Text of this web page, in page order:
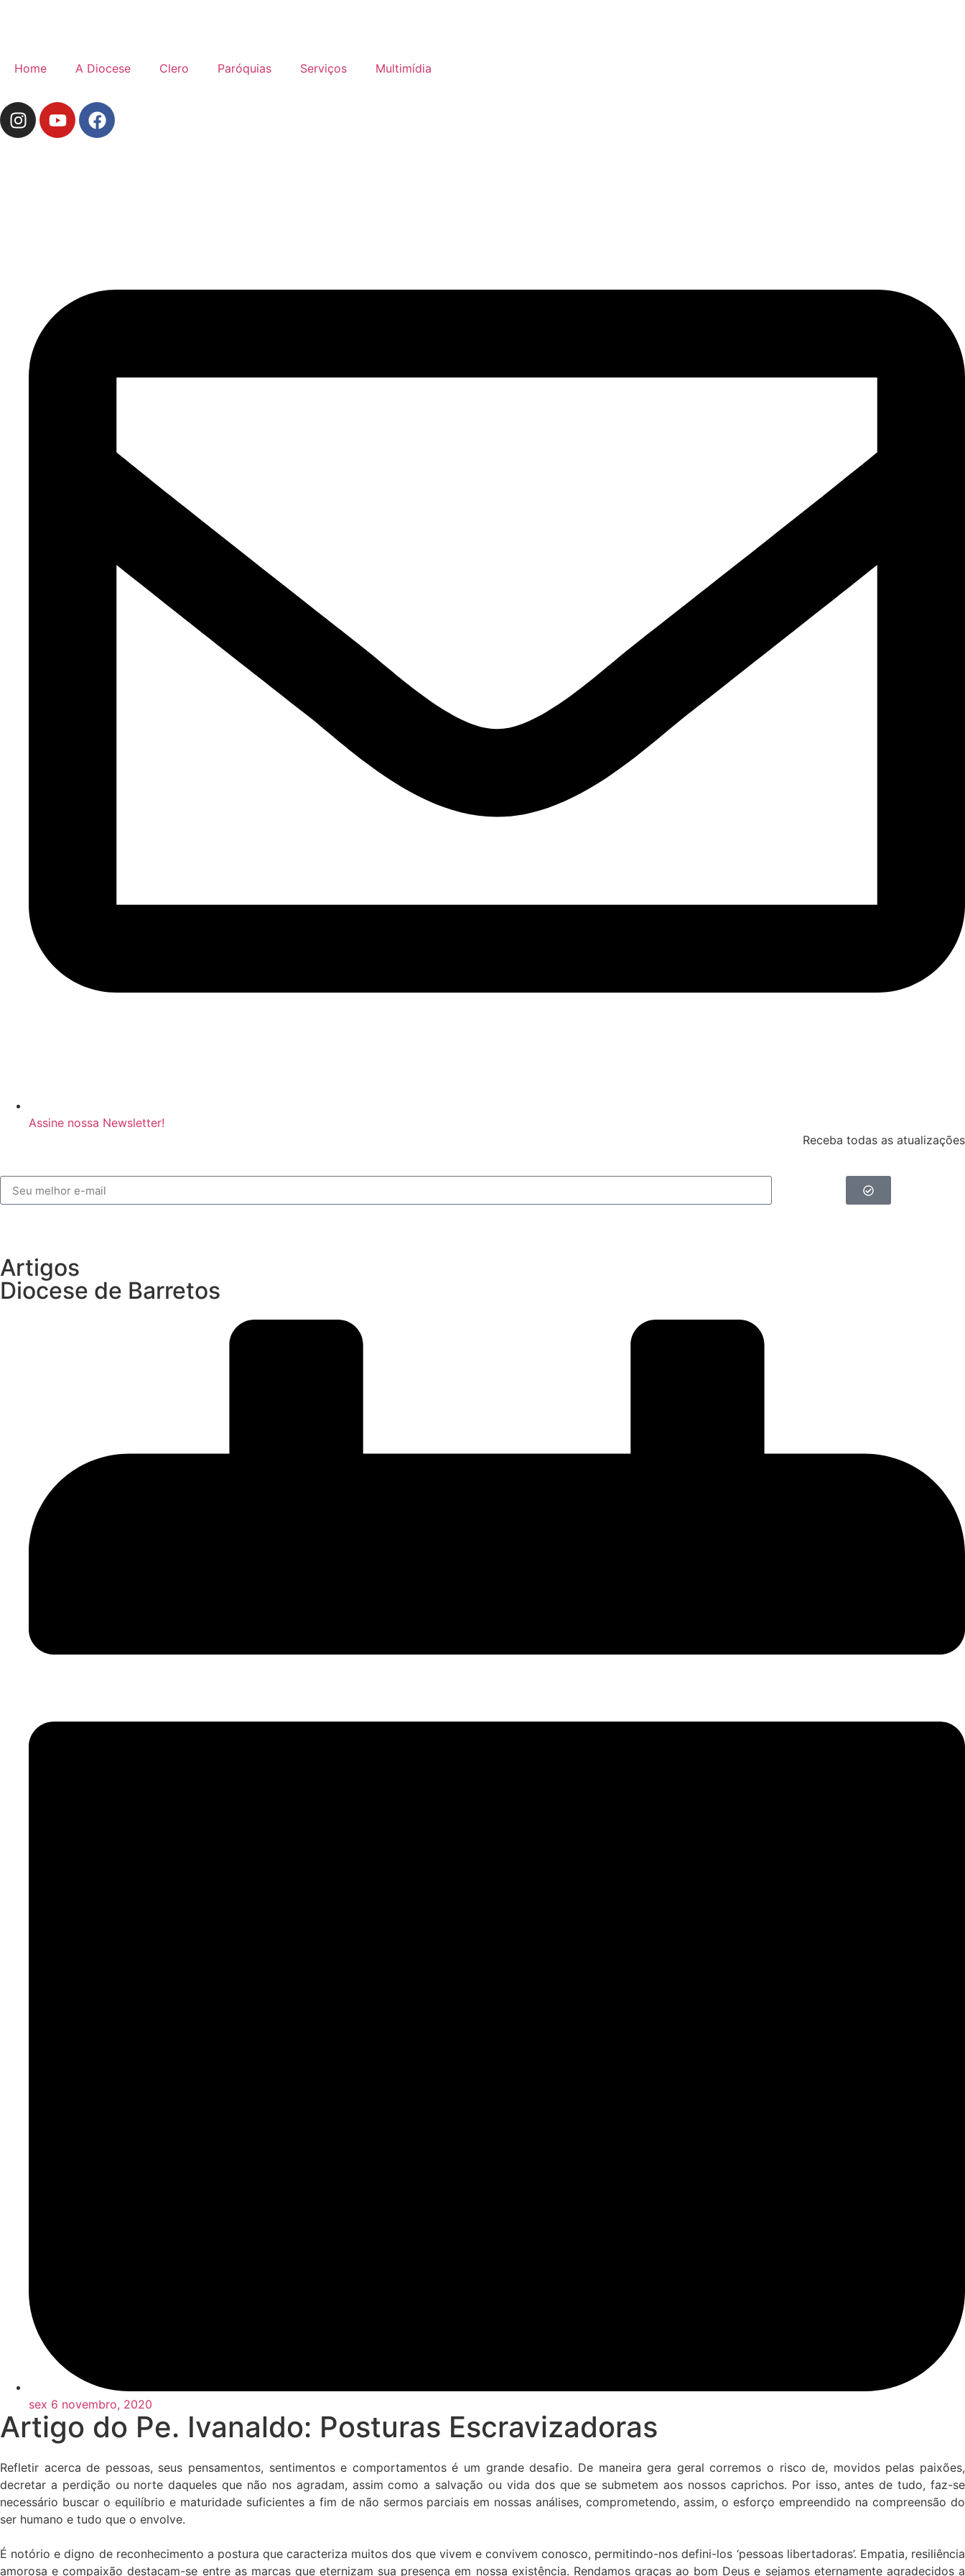
Home A Diocese Clero Paróquias Serviços Multimídia
Assine nossa Newsletter!
Receba todas as atualizações
Artigos
Diocese de Barretos
sex 6 novembro, 2020
Artigo do Pe. Ivanaldo: Posturas Escravizadoras
Refletir acerca de pessoas, seus pensamentos, sentimentos e comportamentos é um grande desafio. De maneira gera geral corremos o risco de, movidos pelas paixões,
decretar a perdição ou norte daqueles que não nos agradam, assim como a salvação ou vida dos que se submetem aos nossos caprichos. Por isso, antes de tudo, faz-se
necessário buscar o equilíbrio e maturidade suficientes a fim de não sermos parciais em nossas análises, comprometendo, assim, o esforço empreendido na compreensão do
ser humano e tudo que o envolve.
É notório e digno de reconhecimento a postura que caracteriza muitos dos que vivem e convivem conosco, permitindo-nos defini-los ‘pessoas libertadoras’. Empatia, resiliência
amorosa e compaixão destacam-se entre as marcas que eternizam sua presença em nossa existência. Rendamos graças ao bom Deus e sejamos eternamente agradecidos a